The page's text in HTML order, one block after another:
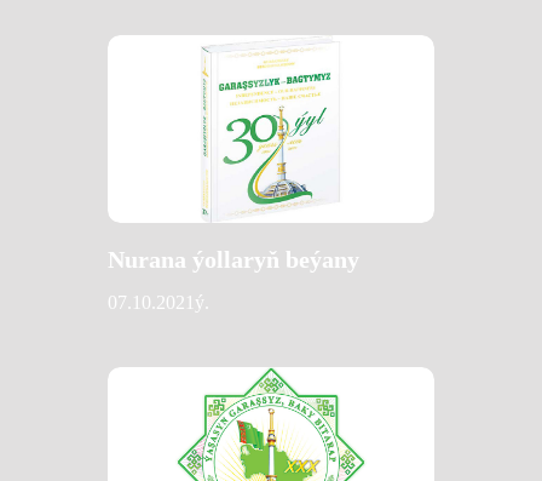
Nurana ýollaryň beýany
07.10.2021ý.